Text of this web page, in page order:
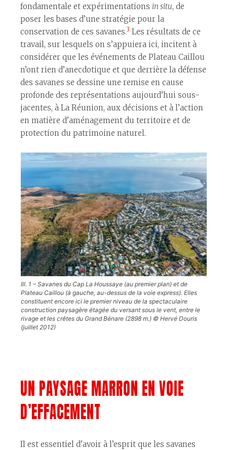
fondamentale et expérimentations in situ, de
poser les bases d’une stratégie pour la
conservation de ces savanes.3 Les résultats de ce
travail, sur lesquels on s’appuiera ici, incitent à
considérer que les événements de Plateau Caillou
n’ont rien d’anecdotique et que derrière la défense
des savanes se dessine une remise en cause
profonde des représentations aujourd’hui sous-
jacentes, à La Réunion, aux décisions et à l’action
en matière d’aménagement du territoire et de
protection du patrimoine naturel.
Ill. 1 – Savanes du Cap La Houssaye (au premier plan) et de
Plateau Caillou (à gauche, au-dessus de la voie express). Elles
constituent encore ici le premier niveau de la spectaculaire
construction paysagère étagée du versant sous le vent, entre le
rivage et les crêtes du Grand Bénare (2898 m.) © Hervé Douris
(juillet 2012)
UN PAYSAGE MARRON EN VOIE
D’EFFACEMENT
Il est essentiel d’avoir à l’esprit que les savanes